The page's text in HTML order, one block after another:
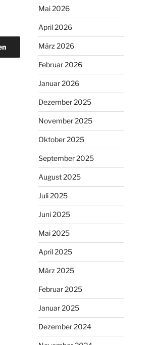
Mai 2026
April 2026
März 2026
Februar 2026
Januar 2026
Dezember 2025
November 2025
Oktober 2025
September 2025
August 2025
Juli 2025
Juni 2025
Mai 2025
April 2025
März 2025
Februar 2025
Januar 2025
Dezember 2024